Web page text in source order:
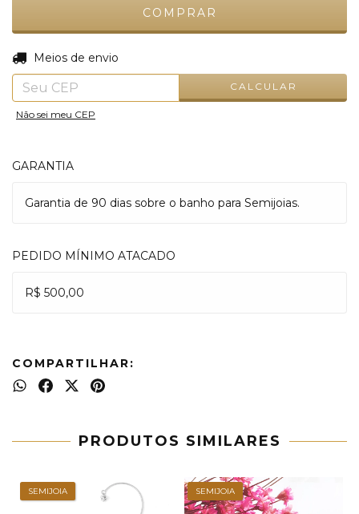
Entregas para o CEP:
Meios de envio
CALCULAR
Não sei meu CEP
GARANTIA
Garantia de 90 dias sobre o banho para Semijoias.
PEDIDO MÍNIMO ATACADO
R$ 500,00
COMPARTILHAR:
PRODUTOS SIMILARES
SEMIJOIA SEMIJOIA